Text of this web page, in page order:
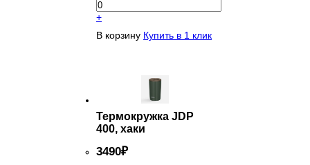
+
В корзину Купить в 1 клик
Термокружка JDP
400, хаки
3490₽